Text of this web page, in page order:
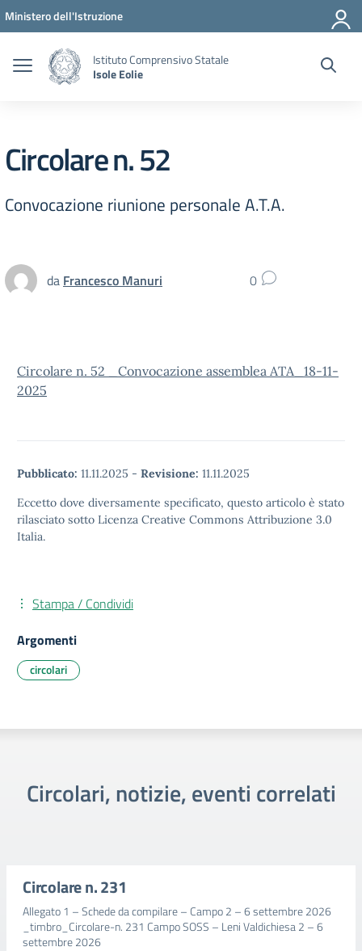
Vai ai contenuti
Vai al menu di navigazione
Vai al footer
Ministero dell'Istruzione
Istituto Comprensivo Statale
Isole Eolie
Circolare n. 52
Convocazione riunione personale A.T.A.
da Francesco Manuri 0
Circolare n. 52 _Convocazione assemblea ATA_18-11-
2025
Pubblicato: 11.11.2025 - Revisione: 11.11.2025
Eccetto dove diversamente specificato, questo articolo è stato
rilasciato sotto Licenza Creative Commons Attribuzione 3.0
Italia.
Stampa / Condividi
Argomenti
circolari
Circolari, notizie, eventi correlati
Circolare n. 231
Allegato 1 – Schede da compilare – Campo 2 – 6 settembre 2026
_timbro_Circolare-n. 231 Campo SOSS – Leni Valdichiesa 2 – 6
settembre 2026